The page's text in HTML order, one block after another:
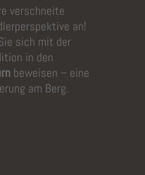
verschneite
an!
sich mit der
in den
beweisen – eine
am Berg.